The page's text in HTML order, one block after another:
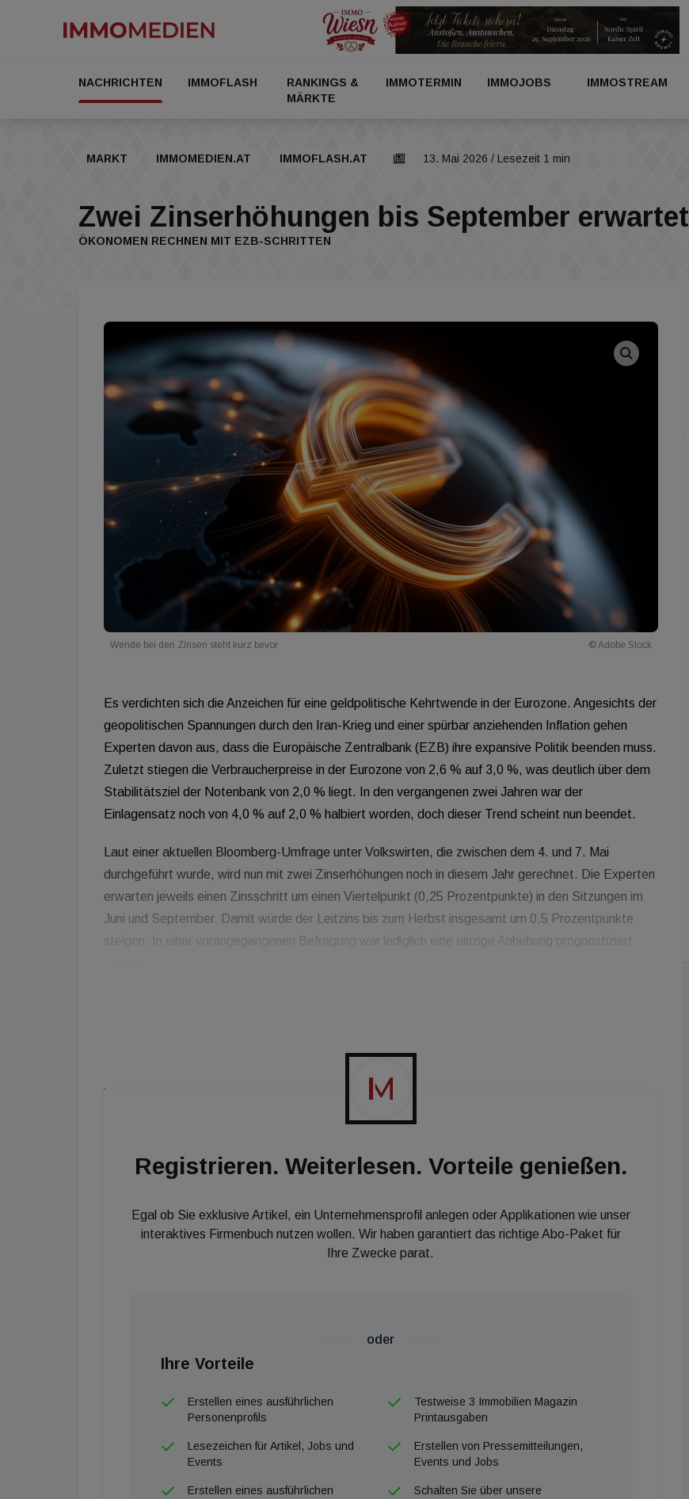
NACHRICHTEN IMMOFLASH
RANKINGS &
MÄRKTE
IMMOTERMIN IMMOJOBS IMMOSTREAM
MARKT IMMOMEDIEN.AT IMMOFLASH.AT 13. Mai 2026 / Lesezeit 1 min
​Zwei Zinserhöhungen bis September erwartet
ÖKONOMEN RECHNEN MIT EZB-SCHRITTEN
Wende bei den Zinsen steht kurz bevor © Adobe Stock
Es verdichten sich die Anzeichen für eine geldpolitische Kehrtwende in der Eurozone. Angesichts der
geopolitischen Spannungen durch den Iran-Krieg und einer spürbar anziehenden Inflation gehen
Experten davon aus, dass die Europäische Zentralbank (EZB) ihre expansive Politik beenden muss.
Zuletzt stiegen die Verbraucherpreise in der Eurozone von 2,6 % auf 3,0 %, was deutlich über dem
Stabilitätsziel der Notenbank von 2,0 % liegt. In den vergangenen zwei Jahren war der
Einlagensatz noch von 4,0 % auf 2,0 % halbiert worden, doch dieser Trend scheint nun beendet.
Laut einer aktuellen Bloomberg-Umfrage unter Volkswirten, die zwischen dem 4. und 7. Mai
durchgeführt wurde, wird nun mit zwei Zinserhöhungen noch in diesem Jahr gerechnet. Die Experten
erwarten jeweils einen Zinsschritt um einen Viertelpunkt (0,25 Prozentpunkte) in den Sitzungen im
Juni und September. Damit würde der Leitzins bis zum Herbst insgesamt um 0,5 Prozentpunkte
steigen. In einer vorangegangenen Befragung war lediglich eine einzige Anhebung prognostiziert
werden müsse, sollte sich dieser Energieschock ausweiten. Für die kommende Juni-Sitzung gilt laut
Registrieren. Weiterlesen. Vorteile genießen.
Egal ob Sie exklusive Artikel, ein Unternehmensprofil anlegen oder Applikationen wie unser
interaktives Firmenbuch nutzen wollen. Wir haben garantiert das richtige Abo-Paket für
Ihre Zwecke parat.
oder
Ihre Vorteile
Erstellen eines ausführlichen
Personenprofils
Testweise 3 Immobilien Magazin
Printausgaben
Lesezeichen für Artikel, Jobs und
Events
Erstellen von Pressemitteilungen,
Events und Jobs
Erstellen eines ausführlichen
Schalten Sie über unsere